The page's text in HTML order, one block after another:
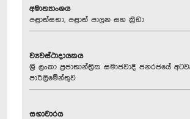
අමාත්‍යාංශය
පළාත්සභා, පළාත් පාලන සහ ක්‍රීඩා
ව්‍යවස්ථාදායකය
ශ්‍රී ලංකා ප්‍රජාතාන්ත්‍රික සමාජවාදී ජනරජයේ
පාර්ලිමේන්තුව
සභාවාරය